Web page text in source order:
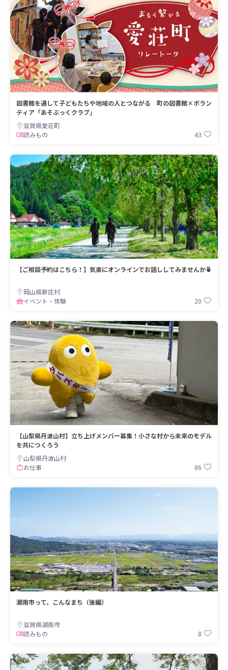
図書館を通して子どもたちや地域の人とつながる 町の図書館×ボラン
ティア「あそぶっくクラブ」
滋賀県愛荘町
読みもの
43
【ご相談予約はこちら！】気楽にオンラインでお話ししてみませんか🍵
岡山県新庄村
イベント・体験
20
【山梨県丹波山村】立ち上げメンバー募集！小さな村から未来のモデル
を共につくろう
山梨県丹波山村
お仕事
86
湖南市って、こんなまち（後編）
滋賀県湖南市
読みもの
8